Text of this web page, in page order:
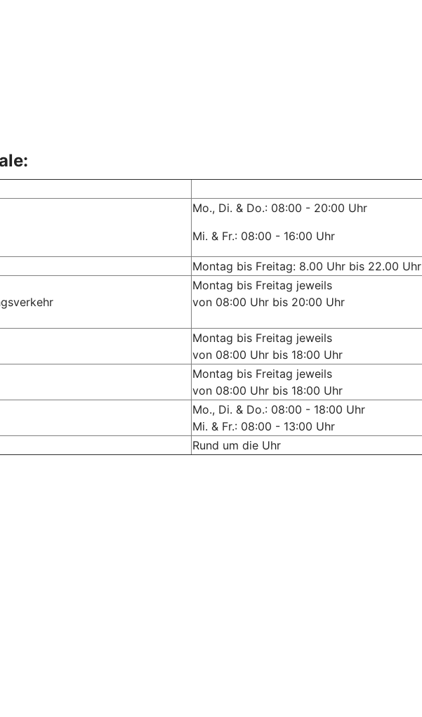
Mo., Di. & Do.: 08:00 - 20:00 Uhr
Mi. & Fr.: 08:00 - 16:00 Uhr
Montag bis Freitag: 8.00 Uhr bis 22.00 Uhr
Montag bis Freitag jeweils
von 08:00 Uhr bis 20:00 Uhr
Montag bis Freitag jeweils
von 08:00 Uhr bis 18:00 Uhr
Montag bis Freitag jeweils
von 08:00 Uhr bis 18:00 Uhr
Mo., Di. & Do.: 08:00 - 18:00 Uhr
Mi. & Fr.: 08:00 - 13:00 Uhr
Rund um die Uhr